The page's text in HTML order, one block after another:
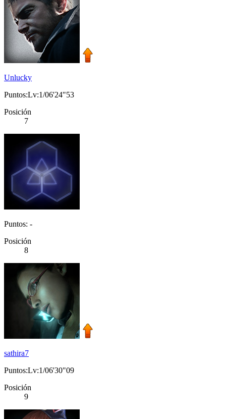
Unlucky
Puntos:Lv:1/06'24"53
Posición
7
Puntos: -
Posición
8
sathira7
Puntos:Lv:1/06'30"09
Posición
9